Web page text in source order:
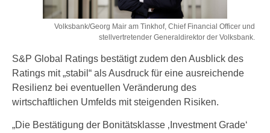
Volksbank/Georg Mair am Tinkhof, Chief Financial Officer und
stellvertretender Generaldirektor der Volksbank.
S&P Global Ratings bestätigt zudem den Ausblick des
Ratings mit „stabil“ als Ausdruck für eine ausreichende
Resilienz bei eventuellen Veränderung des
wirtschaftlichen Umfelds mit steigenden Risiken.
„Die Bestätigung der Bonitätsklasse ‚Investment Grade‘